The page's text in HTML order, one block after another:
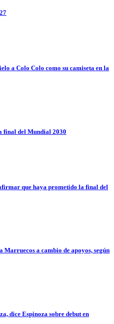
a Colo Colo como su camiseta en la
final del Mundial 2030
que haya prometido la final del
a cambio de apoyos, según
dice Espinoza sobre debut en